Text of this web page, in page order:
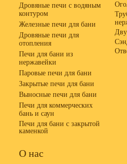
Дровяные печи с водяным
контуром
Железные печи для бани
Дровяные печи для
отопления
Печи для бани из
нержавейки
Паровые печи для бани
Закрытые печи для бани
Выносные печи для бани
Печи для коммерческих
бань и саун
Печи для бани с закрытой
каменкой
О нас